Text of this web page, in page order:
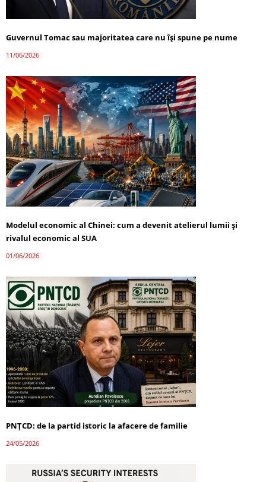
Guvernul Tomac sau majoritatea care nu își spune pe nume
11/06/2026
Modelul economic al Chinei: cum a devenit atelierul lumii și
rivalul economic al SUA
01/06/2026
PNȚCD: de la partid istoric la afacere de familie
24/05/2026